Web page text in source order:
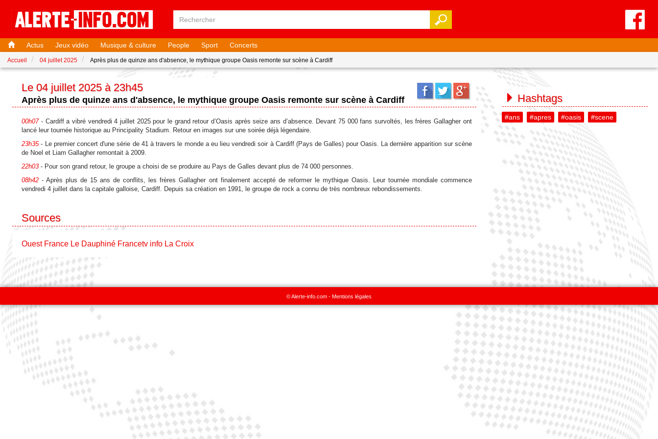
Actus Jeux vidéo Musique & culture People Sport Concerts
Accueil 04 juillet 2025 Après plus de quinze ans d'absence, le mythique groupe Oasis remonte sur scène à Cardiff
Le 04 juillet 2025 à 23h45
Après plus de quinze ans d'absence, le mythique groupe Oasis remonte sur scène à Cardiff
00h07- Cardiff a vibré vendredi 4 juillet 2025 pour le grand retour d’Oasis après seize ans d’absence. Devant 75 000 fans survoltés, les frères Gallagher ont
lancé leur tournée historique au Principality Stadium. Retour en images sur une soirée déjà légendaire.
23h35- Le premier concert d'une série de 41 à travers le monde a eu lieu vendredi soir à Cardiff (Pays de Galles) pour Oasis. La dernière apparition sur scène
de Noel et Liam Gallagher remontait à 2009.
22h03 - Pour son grand retour, le groupe a choisi de se produire au Pays de Galles devant plus de 74 000 personnes.
08h42 - Après plus de 15 ans de conflits, les frères Gallagher ont finalement accepté de reformer le mythique Oasis. Leur tournée mondiale commence
vendredi 4 juillet dans la capitale galloise, Cardiff. Depuis sa création en 1991, le groupe de rock a connu de très nombreux rebondissements.
Sources
Ouest France Le Dauphiné Francetv info La Croix
Hashtags
#ans #apres #oasis #scene
© Alerte-info.com - Mentions légales